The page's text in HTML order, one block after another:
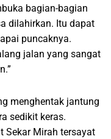
bagian-bagian
dilahirkan. Itu dapat
puncaknya.
jalan yang sangat
menghentak jantung
sedikit keras.
Sekar Mirah tersayat